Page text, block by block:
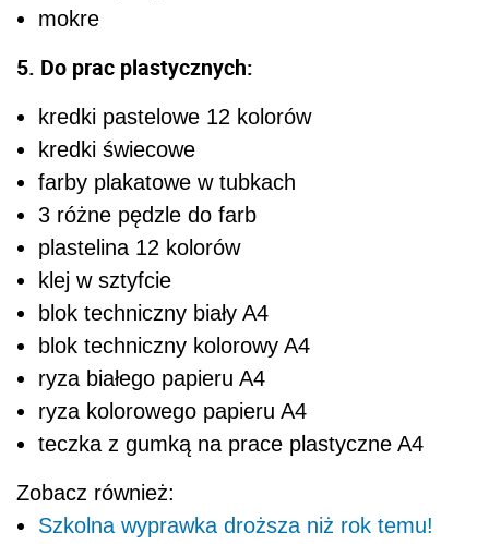
mokre
5. Do prac plastycznych:
kredki pastelowe 12 kolorów
kredki świecowe
farby plakatowe w tubkach
3 różne pędzle do farb
plastelina 12 kolorów
klej w sztyfcie
blok techniczny biały A4
blok techniczny kolorowy A4
ryza białego papieru A4
ryza kolorowego papieru A4
teczka z gumką na prace plastyczne A4
Zobacz również:
Szkolna wyprawka droższa niż rok temu!